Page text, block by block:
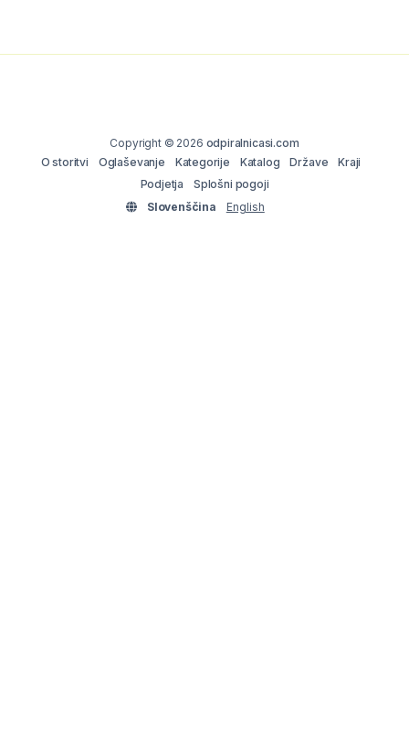
Copyright © 2026 odpiralnicasi.com
O storitvi
Oglaševanje Kategorije Katalog Države
Kraji
Podjetja
Splošni pogoji
Slovenščina
English